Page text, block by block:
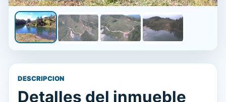
DESCRIPCION
Detalles del inmueble